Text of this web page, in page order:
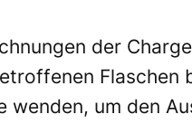
der
Flaschen
um den